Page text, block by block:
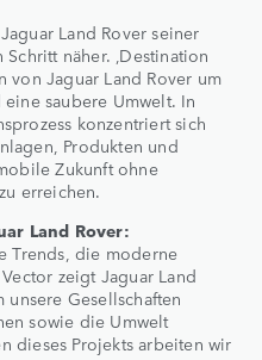
Land Rover seiner
näher. ‚Destination
von Jaguar Land Rover um
saubere Umwelt. In
konzentriert sich
Produkten und
Zukunft ohne
erreichen.
Land Rover:
Trends, die moderne
zeigt Jaguar Land
unsere Gesellschaften
sowie die Umwelt
dieses Projekts arbeiten wir